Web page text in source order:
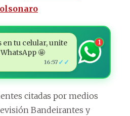
en tu celular, unite
🤩
16:57 ✓✓
1
citadas por medios
Bandeirantes y